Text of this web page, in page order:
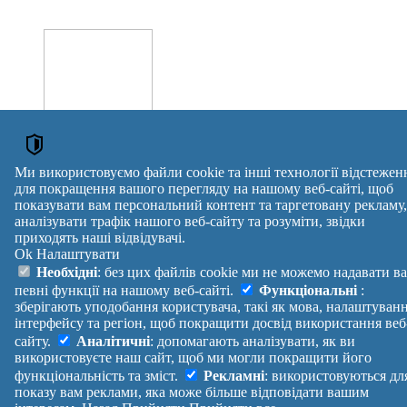
Оголошення →
ОГОЛОШЕННЯ
Мікрокреди онлайн
Оренда BAS
Meest Express + BAS / 1C
Оголошення →
reklama
Правила
Допомога
Платні
послуги
Політика
конфіденційності
Маніфест
Про проект
Зворотній
зв'язок
Увійти|
Вихід
Ми використовуємо файли cookie та інші технології
для покращення вашого перегляду на нашому веб-сайті, щоб
показувати вам персональний контент та таргетовану рекламу,
аналізувати трафік нашого веб-сайту та розуміти, звідки
приходять наші відвідувачі.
Ok Налаштувати
Необхідні: без цих файлів cookie ми не можемо надавати
певні функції на нашому веб-сайті.
Функціональні :
зберігають уподобання користувача, такі як мова,
інтерфейсу та регіон, щоб покращити досвід використання
сайту.
Аналітичні: допомагають аналізувати, як ви
використовуєте наш сайт, щоб ми могли покращити його
функціональність та зміст.
Рекламні: використовуються
показу вам реклами, яка може більше відповідати вашим